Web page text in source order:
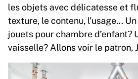
les objets avec délicatesse et
texture, le contenu, l’usage…
jouets pour chambre d’enfant?
vaisselle? Allons voir le patron,